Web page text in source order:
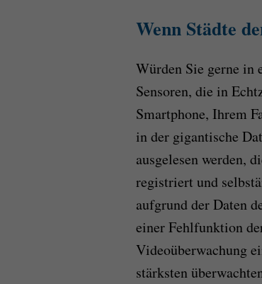
Wenn Städte
Würden Sie gerne in
Sensoren, die in
Smartphone, Ihrem
in der gigantische
ausgelesen werden,
registriert und
aufgrund der Daten
einer Fehlfunktion
Videoüberwachung
stärksten